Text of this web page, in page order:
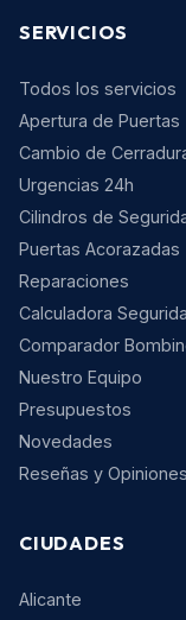
SERVICIOS
Todos los servicios
Apertura de Puertas
Cambio de
Urgencias 24h
Cilindros de
Puertas Acorazadas
Reparaciones
Calculadora
Comparador
Nuestro Equipo
Presupuestos
Novedades
Reseñas y Opiniones
CIUDADES
Alicante